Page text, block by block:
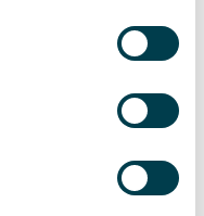
bølge nåede
belægningsniveau
bestilt – både
om